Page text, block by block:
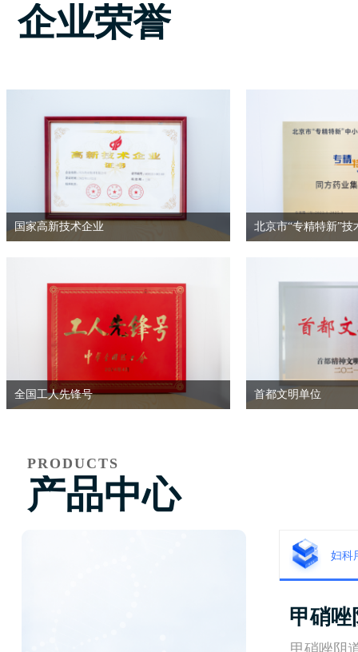
国家高新技术企业 北京市“专精特新”技
全国工人先锋号 首都文明单位
企业荣誉
产品中心
PRODUCTS
妇科
甲硝唑
甲硝唑阴